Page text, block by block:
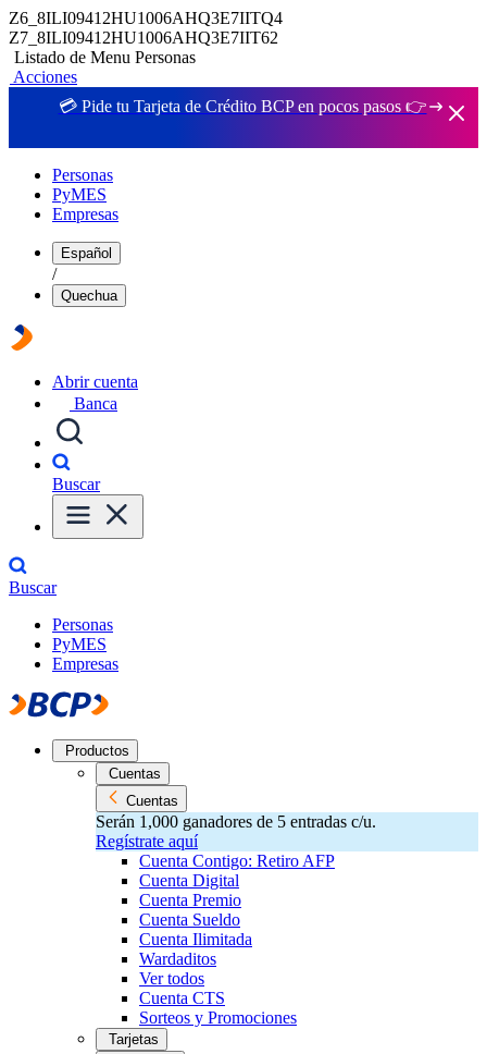
Z6_8ILI09412HU1006AHQ3E7IITQ4
Z7_8ILI09412HU1006AHQ3E7IIT62
Listado de Menu Personas
Acciones
💳 Pide tu Tarjeta de Crédito BCP en pocos pasos 👉
Personas
PyMES
Empresas
Español
/
Quechua
Abrir cuenta
Banca
Buscar
Buscar
Personas
PyMES
Empresas
Productos
Cuentas
Cuentas
Serán 1,000 ganadores de 5 entradas c/u.
Regístrate aquí
Cuenta Contigo: Retiro AFP
Cuenta Digital
Cuenta Premio
Cuenta Sueldo
Cuenta Ilimitada
Wardaditos
Ver todos
Cuenta CTS
Sorteos y Promociones
Tarjetas